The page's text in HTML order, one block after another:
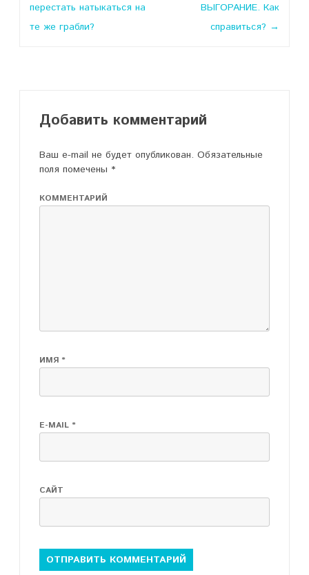
записи
перестать натыкаться на
те же грабли?
ВЫГОРАНИЕ. Как
справиться? →
Добавить комментарий
Ваш e-mail не будет опубликован. Обязательные
поля помечены *
КОММЕНТАРИЙ
ИМЯ *
E-MAIL *
САЙТ